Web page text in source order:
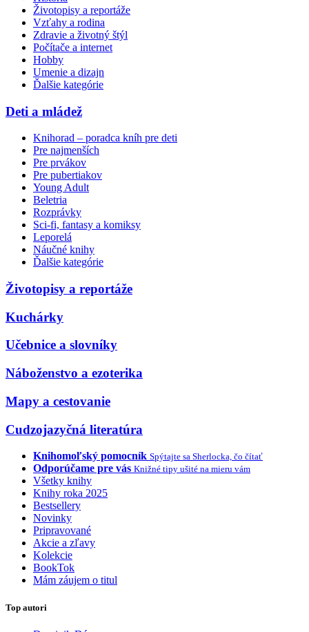
Životopisy a reportáže
Vzťahy a rodina
Zdravie a životný štýl
Počítače a internet
Hobby
Umenie a dizajn
Ďalšie kategórie
Deti a mládež
Knihorad – poradca kníh pre deti
Pre najmenších
Pre prvákov
Pre pubertiakov
Young Adult
Beletria
Rozprávky
Sci-fi, fantasy a komiksy
Leporelá
Náučné knihy
Ďalšie kategórie
Životopisy a reportáže
Kuchárky
Učebnice a slovníky
Náboženstvo a ezoterika
Mapy a cestovanie
Cudzojazyčná literatúra
Knihomoľský pomocník Spýtajte sa Sherlocka, čo čítať
Odporúčame pre vás Knižné tipy ušité na mieru vám
Všetky knihy
Knihy roka 2025
Bestsellery
Novinky
Pripravované
Akcie a zľavy
Kolekcie
BookTok
Mám záujem o titul
Top autori